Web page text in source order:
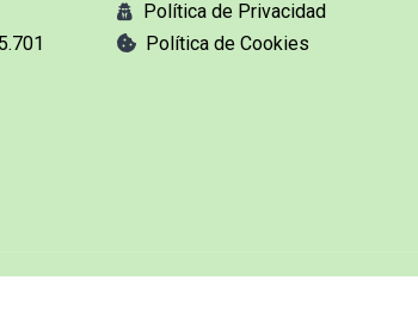
Política de Privacidad
Política de Cookies